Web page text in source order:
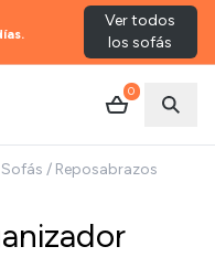
Ver todos
los sofás
0
/ Reposabrazos